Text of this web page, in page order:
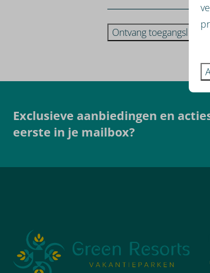
Ontvang toegangslink
Exclusieve aanbiedingen en
eerste in je mailbox?